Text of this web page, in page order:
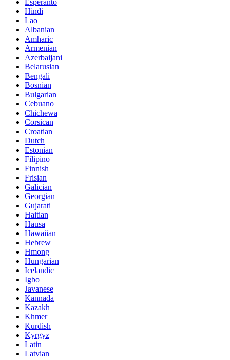
Hindi
Lao
Albanian
Amharic
Armenian
Azerbaijani
Belarusian
Bengali
Bosnian
Bulgarian
Cebuano
Chichewa
Corsican
Croatian
Dutch
Estonian
Filipino
Finnish
Frisian
Galician
Georgian
Gujarati
Haitian
Hausa
Hawaiian
Hebrew
Hmong
Hungarian
Icelandic
Igbo
Javanese
Kannada
Kazakh
Khmer
Kurdish
Kyrgyz
Latin
Latvian